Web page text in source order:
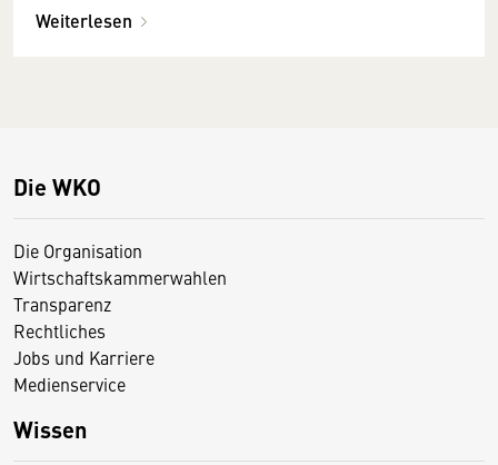
Weiterlesen
Die WKO
Die Organisation
Wirtschaftskammerwahlen
Transparenz
Rechtliches
Jobs und Karriere
Medienservice
Wissen